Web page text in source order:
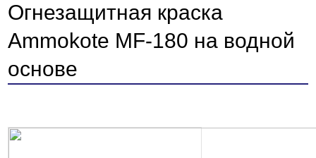
Огнезащитная краска
Ammokote MF-180 на водной
основе